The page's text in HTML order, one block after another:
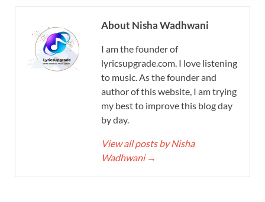
About Nisha Wadhwani
I am the founder of
lyricsupgrade.com. I love listening
to music. As the founder and
author of this website, I am trying
my best to improve this blog day
by day.
View all posts by Nisha
Wadhwani →